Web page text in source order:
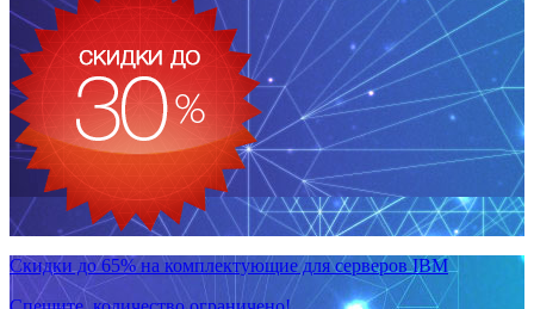
Скидки до 65% на комплектующие для серверов IBM